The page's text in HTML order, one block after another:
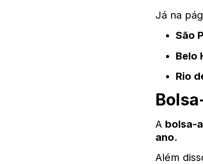
Já na
São
Belo
Rio
A bolsa-
ano.
Além